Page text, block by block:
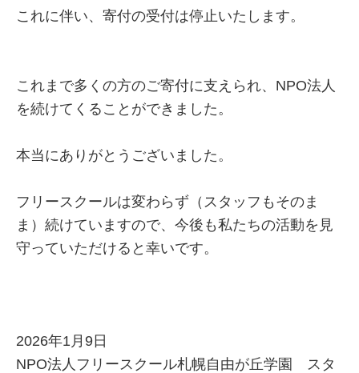
これに伴い、寄付の受付は停止いたします。
これまで多くの方のご寄付に支えられ、NPO法人
を続けてくることができました。
本当にありがとうございました。
フリースクールは変わらず（スタッフもそのま
ま）続けていますので、今後も私たちの活動を見
守っていただけると幸いです。
2026年1月9日
NPO法人フリースクール札幌自由が丘学園 スタ